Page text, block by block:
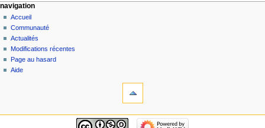
navigation
Accueil
Communauté
Actualités
Modifications récentes
Page au hasard
Aide